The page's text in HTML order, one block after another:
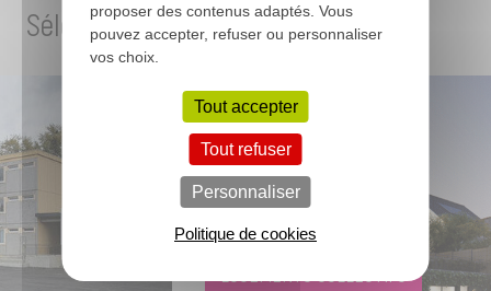
Sélection de projets
LOGEMENTS COLLECTIFS
proposer des contenus adaptés. Vous
pouvez accepter, refuser ou personnaliser
vos choix.
Tout accepter
Tout refuser
Personnaliser
Politique de cookies